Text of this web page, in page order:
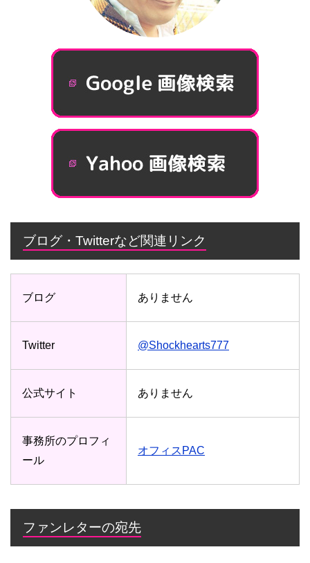
ブログ・Twitterなど関連リンク
ブログ ありません
Twitter @Shockhearts777
公式サイト ありません
事務所のプロフィ
ール
オフィスPAC
ファンレターの宛先